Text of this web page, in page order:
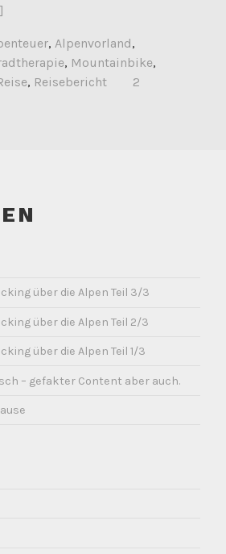
, Alpenvorland,
, Mountainbike,
, Reisebericht
2
über die Alpen Teil 3/3
über die Alpen Teil 2/3
über die Alpen Teil 1/3
– gefakter Content aber auch.